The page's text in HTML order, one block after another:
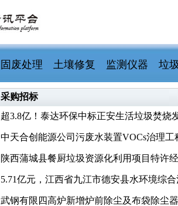
固废处理 土壤修复 监测仪器 垃
采购招标
超3.8亿！泰达环保中标正安生活垃圾焚烧
中天合创能源公司污废水装置VOCs治理
陕西蒲城县餐厨垃圾资源化利用项目特许
5.71亿元，江西省九江市德安县水环境综
武钢有限四高炉新增炉前除尘及布袋除尘